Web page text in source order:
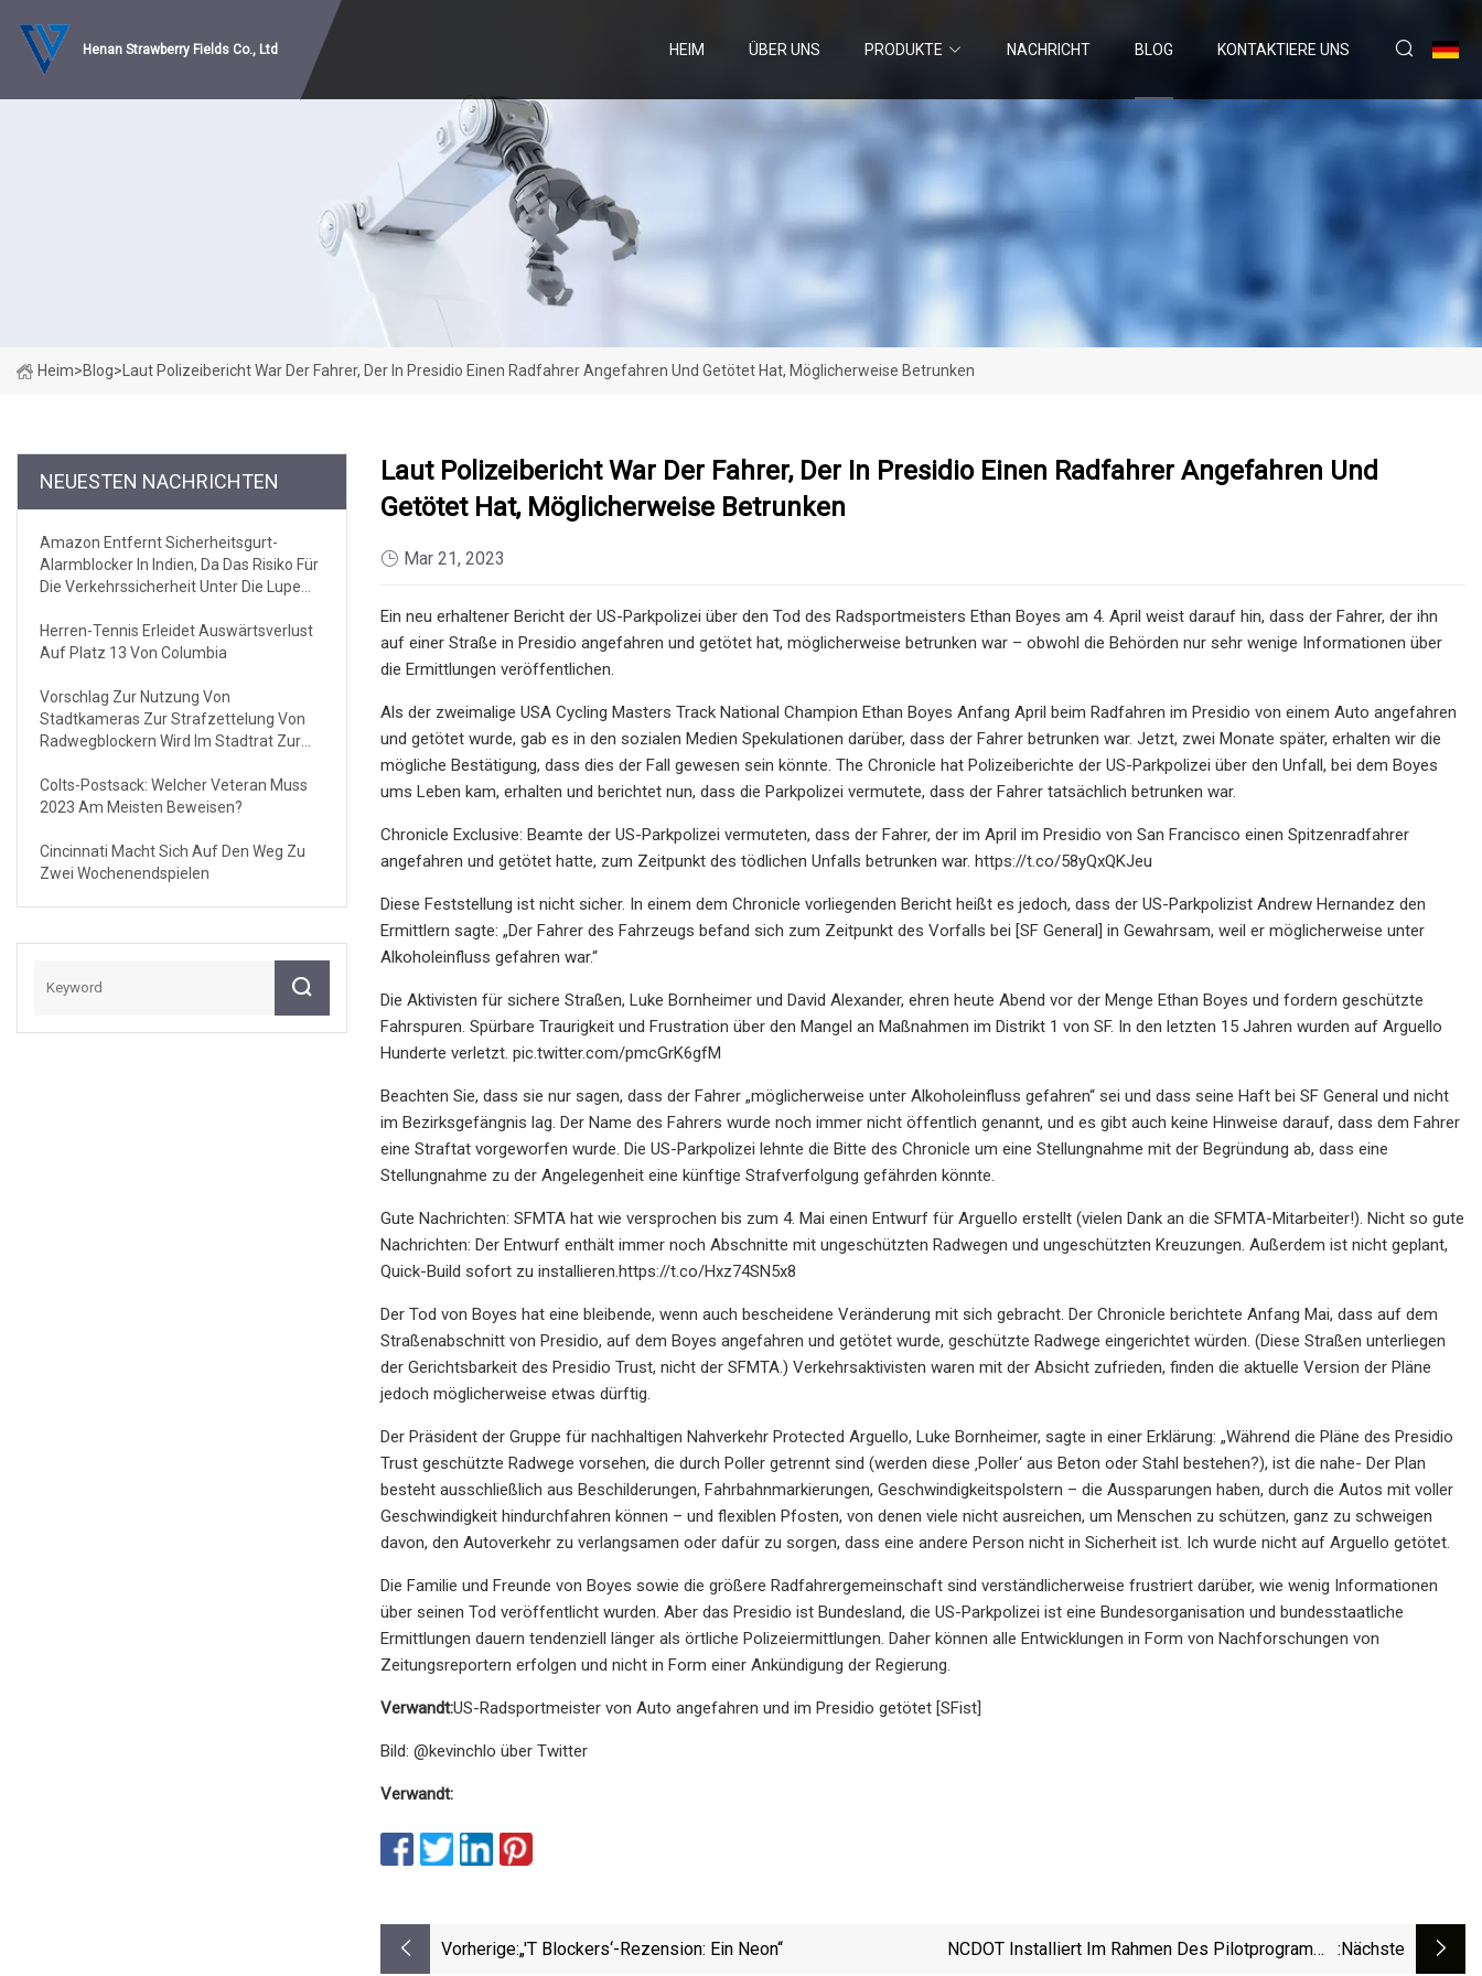
Henan Strawberry Fields Co., Ltd HEIM ÜBER UNS PRODUKTE NACHRICHT BLOG KONTAKTIERE UNS
Heim>Blog> Laut Polizeibericht War Der Fahrer, Der In Presidio Einen Radfahrer Angefahren Und Getötet Hat, Möglicherweise Betrunken
NEUESTEN NACHRICHTEN
Amazon Entfernt Sicherheitsgurt-
Alarmblocker In Indien, Da Das Risiko Für
Die Verkehrssicherheit Unter Die Lupe
Herren-Tennis Erleidet Auswärtsverlust
Auf Platz 13 Von Columbia
Vorschlag Zur Nutzung Von
Stadtkameras Zur Strafzettelung Von
Radwegblockern Wird Im Stadtrat Zur
Colts-Postsack: Welcher Veteran Muss
2023 Am Meisten Beweisen?
Cincinnati Macht Sich Auf Den Weg Zu
Zwei Wochenendspielen
Laut Polizeibericht War Der Fahrer, Der In Presidio Einen Radfahrer Angefahren Und
Getötet Hat, Möglicherweise Betrunken
Mar 21, 2023
Ein neu erhaltener Bericht der US-Parkpolizei über den Tod des Radsportmeisters Ethan Boyes am 4. April weist darauf hin, dass der Fahrer, der ihn
auf einer Straße in Presidio angefahren und getötet hat, möglicherweise betrunken war – obwohl die Behörden nur sehr wenige Informationen über
die Ermittlungen veröffentlichen.
Als der zweimalige USA Cycling Masters Track National Champion Ethan Boyes Anfang April beim Radfahren im Presidio von einem Auto angefahren
und getötet wurde, gab es in den sozialen Medien Spekulationen darüber, dass der Fahrer betrunken war. Jetzt, zwei Monate später, erhalten wir die
mögliche Bestätigung, dass dies der Fall gewesen sein könnte. The Chronicle hat Polizeiberichte der US-Parkpolizei über den Unfall, bei dem Boyes
ums Leben kam, erhalten und berichtet nun, dass die Parkpolizei vermutete, dass der Fahrer tatsächlich betrunken war.
Chronicle Exclusive: Beamte der US-Parkpolizei vermuteten, dass der Fahrer, der im April im Presidio von San Francisco einen Spitzenradfahrer
angefahren und getötet hatte, zum Zeitpunkt des tödlichen Unfalls betrunken war. https://t.co/58yQxQKJeu
Diese Feststellung ist nicht sicher. In einem dem Chronicle vorliegenden Bericht heißt es jedoch, dass der US-Parkpolizist Andrew Hernandez den
Ermittlern sagte: „Der Fahrer des Fahrzeugs befand sich zum Zeitpunkt des Vorfalls bei [SF General] in Gewahrsam, weil er möglicherweise unter
Alkoholeinfluss gefahren war.“
Die Aktivisten für sichere Straßen, Luke Bornheimer und David Alexander, ehren heute Abend vor der Menge Ethan Boyes und fordern geschützte
Fahrspuren. Spürbare Traurigkeit und Frustration über den Mangel an Maßnahmen im Distrikt 1 von SF. In den letzten 15 Jahren wurden auf Arguello
Hunderte verletzt. pic.twitter.com/pmcGrK6gfM
Beachten Sie, dass sie nur sagen, dass der Fahrer „möglicherweise unter Alkoholeinfluss gefahren“ sei und dass seine Haft bei SF General und nicht
im Bezirksgefängnis lag. Der Name des Fahrers wurde noch immer nicht öffentlich genannt, und es gibt auch keine Hinweise darauf, dass dem Fahrer
eine Straftat vorgeworfen wurde. Die US-Parkpolizei lehnte die Bitte des Chronicle um eine Stellungnahme mit der Begründung ab, dass eine
Stellungnahme zu der Angelegenheit eine künftige Strafverfolgung gefährden könnte.
Gute Nachrichten: SFMTA hat wie versprochen bis zum 4. Mai einen Entwurf für Arguello erstellt (vielen Dank an die SFMTA-Mitarbeiter!). Nicht so gute
Nachrichten: Der Entwurf enthält immer noch Abschnitte mit ungeschützten Radwegen und ungeschützten Kreuzungen. Außerdem ist nicht geplant,
Quick-Build sofort zu installieren.https://t.co/Hxz74SN5x8
Der Tod von Boyes hat eine bleibende, wenn auch bescheidene Veränderung mit sich gebracht. Der Chronicle berichtete Anfang Mai, dass auf dem
Straßenabschnitt von Presidio, auf dem Boyes angefahren und getötet wurde, geschützte Radwege eingerichtet würden. (Diese Straßen unterliegen
der Gerichtsbarkeit des Presidio Trust, nicht der SFMTA.) Verkehrsaktivisten waren mit der Absicht zufrieden, finden die aktuelle Version der Pläne
jedoch möglicherweise etwas dürftig.
Der Präsident der Gruppe für nachhaltigen Nahverkehr Protected Arguello, Luke Bornheimer, sagte in einer Erklärung: „Während die Pläne des Presidio
Trust geschützte Radwege vorsehen, die durch Poller getrennt sind (werden diese ‚Poller‘ aus Beton oder Stahl bestehen?), ist die nahe- Der Plan
besteht ausschließlich aus Beschilderungen, Fahrbahnmarkierungen, Geschwindigkeitspolstern – die Aussparungen haben, durch die Autos mit voller
Geschwindigkeit hindurchfahren können – und flexiblen Pfosten, von denen viele nicht ausreichen, um Menschen zu schützen, ganz zu schweigen
davon, den Autoverkehr zu verlangsamen oder dafür zu sorgen, dass eine andere Person nicht in Sicherheit ist. Ich wurde nicht auf Arguello getötet.
Die Familie und Freunde von Boyes sowie die größere Radfahrergemeinschaft sind verständlicherweise frustriert darüber, wie wenig Informationen
über seinen Tod veröffentlicht wurden. Aber das Presidio ist Bundesland, die US-Parkpolizei ist eine Bundesorganisation und bundesstaatliche
Ermittlungen dauern tendenziell länger als örtliche Polizeiermittlungen. Daher können alle Entwicklungen in Form von Nachforschungen von
Zeitungsreportern erfolgen und nicht in Form einer Ankündigung der Regierung.
Verwandt:US-Radsportmeister von Auto angefahren und im Presidio getötet [SFist]
Bild: @kevinchlo über Twitter
Verwandt:
Vorherige:„'T Blockers‘-Rezension: Ein Neon“
NCDOT Installiert Im Rahmen Des Pilotprogramms :nächste